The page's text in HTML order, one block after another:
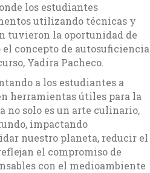
los estudiantes
utilizando técnicas y
tuvieron la oportunidad de
concepto de autosuficiencia
Yadira Pacheco.
a los estudiantes a
herramientas útiles para la
no solo es un arte culinario,
impactando
nuestro planeta, reducir el
el compromiso de
con el medioambiente